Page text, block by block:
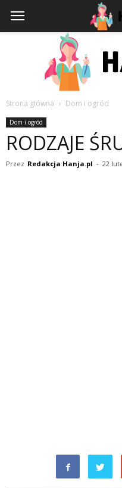
Strona główna Dom i ogród
Dom i ogród
RODZAJE
Przez Redakcja Hanja.pl - 22